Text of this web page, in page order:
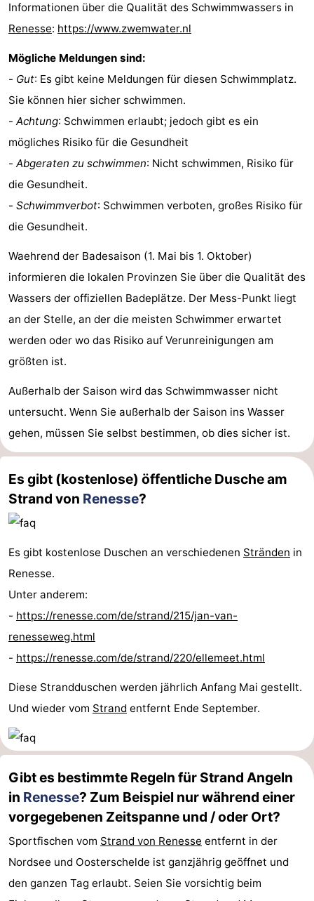
Informationen über die Qualität des Schwimmwassers in
Renesse: https://www.zwemwater.nl
Mögliche Meldungen sind:
- Gut: Es gibt keine Meldungen für diesen Schwimmplatz.
Sie können hier sicher schwimmen.
- Achtung: Schwimmen erlaubt; jedoch gibt es ein
mögliches Risiko für die Gesundheit
- Abgeraten zu schwimmen: Nicht schwimmen, Risiko für
die Gesundheit.
- Schwimmverbot: Schwimmen verboten, großes Risiko für
die Gesundheit.
Waehrend der Badesaison (1. Mai bis 1. Oktober)
informieren die lokalen Provinzen Sie über die Qualität des
Wassers der offiziellen Badeplätze. Der Mess-Punkt liegt
an der Stelle, an der die meisten Schwimmer erwartet
werden oder wo das Risiko auf Verunreinigungen am
größten ist.
Außerhalb der Saison wird das Schwimmwasser nicht
untersucht. Wenn Sie außerhalb der Saison ins Wasser
gehen, müssen Sie selbst bestimmen, ob dies sicher ist.
Es gibt (kostenlose) öffentliche Dusche am
Strand von Renesse?
Es gibt kostenlose Duschen an verschiedenen Stränden in
Renesse.
Unter anderem:
- https://renesse.com/de/strand/215/jan-van-
renesseweg.html
- https://renesse.com/de/strand/220/ellemeet.html
Diese Strandduschen werden jährlich Anfang Mai gestellt.
Und wieder vom Strand entfernt Ende September.
Gibt es bestimmte Regeln für Strand Angeln
in Renesse? Zum Beispiel nur während einer
vorgegebenen Zeitspanne und / oder Ort?
Sportfischen vom Strand von Renesse entfernt in der
Nordsee und Oosterschelde ist ganzjährig geöffnet und
den ganzen Tag erlaubt. Seien Sie vorsichtig beim